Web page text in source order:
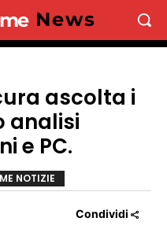
News
ascolta i
analisi
e PC.
NOTIZIE
Condividi